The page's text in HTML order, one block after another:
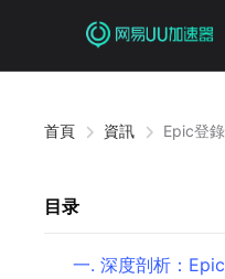
首頁 資訊 Epic登
目录
一. 深度剖析：